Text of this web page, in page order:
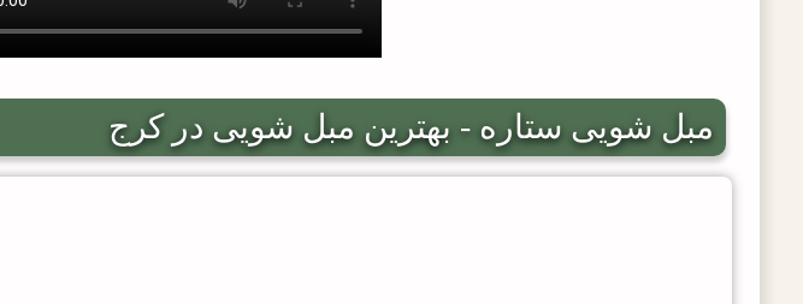
مبل شویی ستاره - بهترین مبل شویی در کرج